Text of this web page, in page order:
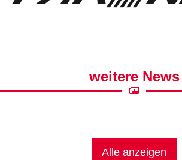
weitere News
Alle anzeigen